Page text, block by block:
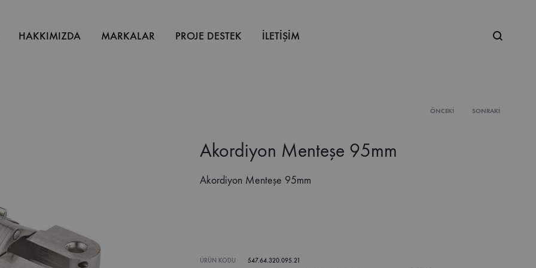
HAKKIMIZDA MARKALAR PROJE DESTEK İLETİŞİM
Ne
ÖNCEKI SONRAKI
Akordiyon Menteşe 95mm
Akordiyon Menteşe 95mm
ÜRÜN KODU
547.64.320.095.21